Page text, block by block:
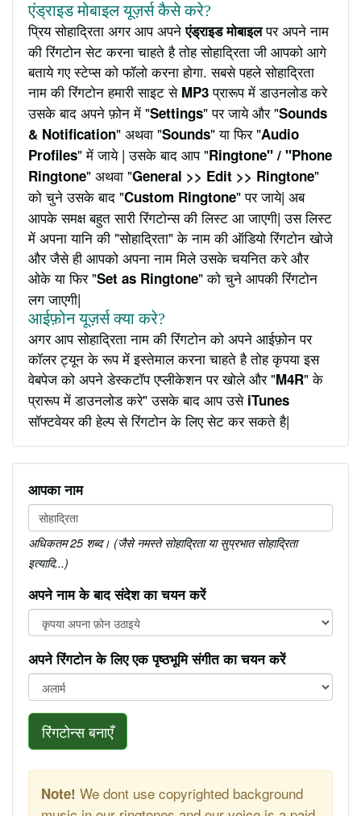
एंड्राइड मोबाइल यूज़र्स कैसे करे?
प्रिय सोहाद्रिता अगर आप अपनेएंड्राइड मोबाइलपर अपने नाम
की रिंगटोन सेट करना चाहते है तोह सोहाद्रिता जी आपको आगे
बताये गए स्टेप्स को फॉलो करना होगा. सबसे पहले सोहाद्रिता
नाम की रिंगटोन हमारी साइट से MP3प्रारूप में डाउनलोड करे
उसके बाद अपने फ़ोन में "Settings" पर जाये और "Sounds
& Notification" अथवा "Sounds" या फिर "Audio
Profiles" में जाये | उसके बाद आप "Ringtone" / "Phone
Ringtone" अथवा "General >> Edit >> Ringtone"
को चुने उसके बाद "Custom Ringtone" पर जाये| अब
आपके समक्ष बहुत सारी रिंगटोन्स की लिस्ट आ जाएगी| उस लिस्ट
में अपना यानि की "सोहाद्रिता" के नाम की ऑडियो रिंगटोन खोजे
और जैसे ही आपको अपना नाम मिले उसके चयनित करे और
ओके या फिर "Set as Ringtone" को चुने आपकी रिंगटोन
लग जाएगी|
आईफ़ोन यूज़र्स क्या करे?
अगर आप सोहाद्रिता नाम की रिंगटोन को अपने आईफ़ोन पर
कॉलर ट्यून के रूप में इस्तेमाल करना चाहते है तोह कृपया इस
वेबपेज को अपने डेस्कटॉप एप्लीकेशन पर खोले और "M4R" के
प्रारूप में डाउनलोड करे" उसके बाद आप उसे iTunes
सॉफ्टवेयर की हेल्प से रिंगटोन के लिए सेट कर सकते है|
आपका नाम
अधिकतम 25 शब्द। (जैसे नमस्ते सोहाद्रिता या सुप्रभात सोहाद्रिता
इत्यादि...)
अपने नाम के बाद संदेश का चयन करें
अपने रिंगटोन के लिए एक पृष्ठभूमि संगीत का चयन करें
रिंगटोन्स बनाएँ
Note! We dont use copyrighted background